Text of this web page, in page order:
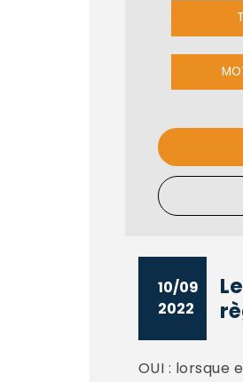
10/09
2022
OUI : lorsque